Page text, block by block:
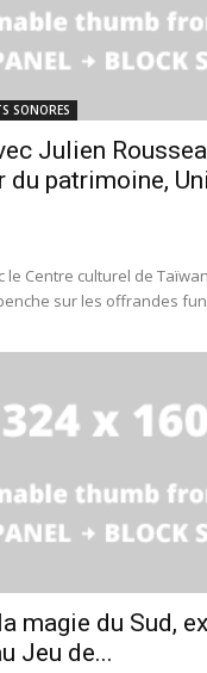
SONORES
Julien
du patrimoine,
le Centre culturel de
sur les offrandes
magie du Sud,
Jeu de...